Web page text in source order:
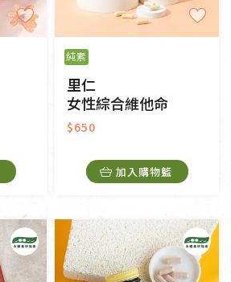
純素
里仁
女性綜合維他命
$650
加入購物籃